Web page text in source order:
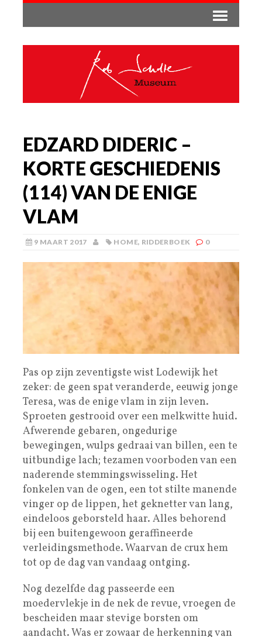
EDZARD DIDERIC –
KORTE GESCHIEDENIS
(114) VAN DE ENIGE
VLAM
9 MAART 2017 HOME, RIDDERBOEK 0
Pas op zijn zeventigste wist Lodewijk het
zeker: de geen spat veranderde, eeuwig jonge
Teresa, was de enige vlam in zijn leven.
Sproeten gestrooid over een melkwitte huid.
Afwerende gebaren, ongedurige
bewegingen, wulps gedraai van billen, een te
uitbundige lach; tezamen voorboden van een
naderende stemmingswisseling. Het
fonkelen van de ogen, een tot stilte manende
vinger op de lippen, het geknetter van lang,
eindeloos geborsteld haar. Alles behorend
bij een buitengewoon geraffineerde
verleidingsmethode. Waarvan de crux hem
tot op de dag van vandaag ontging.
Nog dezelfde dag passeerde een
moedervlekje in de nek de revue, vroegen de
bescheiden maar stevige borsten om
aandacht. Was er zowaar de herkenning van